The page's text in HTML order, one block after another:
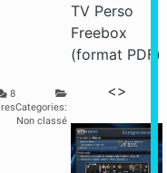
8
Categories:
Non classé
TV Perso
Freebox
(format PDF)
<>